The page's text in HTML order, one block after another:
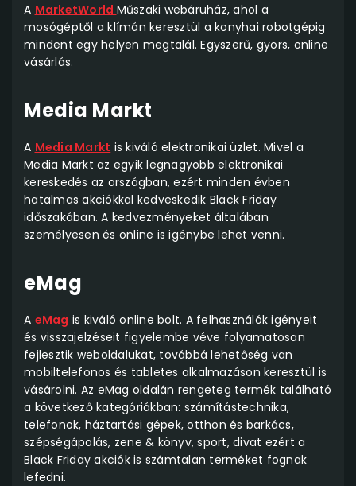
A MarketWorld Műszaki webáruház, ahol a
mosógéptől a klímán keresztül a konyhai robotgépig
mindent egy helyen megtalál. Egyszerű, gyors, online
vásárlás.
Media Markt
A Media Markt is kiváló elektronikai üzlet. Mivel a
Media Markt az egyik legnagyobb elektronikai
kereskedés az országban, ezért minden évben
hatalmas akciókkal kedveskedik Black Friday
időszakában. A kedvezményeket általában
személyesen és online is igénybe lehet venni.
eMag
A eMag is kiváló online bolt. A felhasználók igényeit
és visszajelzéseit figyelembe véve folyamatosan
fejlesztik weboldalukat, továbbá lehetőség van
mobiltelefonos és tabletes alkalmazáson keresztül is
vásárolni. Az eMag oldalán rengeteg termék található
a következő kategóriákban: számítástechnika,
telefonok, háztartási gépek, otthon és barkács,
szépségápolás, zene & könyv, sport, divat ezért a
Black Friday akciók is számtalan terméket fognak
lefedni.